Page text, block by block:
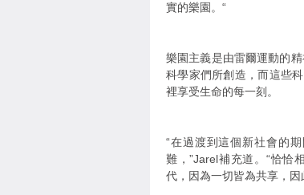
實的樂園。“
樂園主義是由雷爾運動的
科學家們所創造，而這些
裡享受生命的每一刻。
“在過渡到這個新社會的
難，”Jarel補充道。“恰恰
代，因為一切皆為共享，